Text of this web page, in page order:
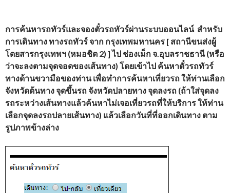
การค้นหารถทัวร์และจองตั๋วรถทัวร์ผ่านระบบออนไลน์ สำหรับ
การเดินทาง ทางรถทัวร์ จาก กรุงเทพมหานคร [ สถานีขนส่งผู้
โดยสารกรุงเทพฯ (หมอชิต 2) ] ไป ช่องเม็ก จ.อุบลราชธานี(หรือ
ว่าจะลงตามจุดจอดของเส้นทาง) โดยเข้าไป ค้นหาตั๋วรถทัวร์
ทางด้านขวามือของท่าน เพื่อทำการค้นหาเที่ยวรถ ให้ท่านเลือก
จังหวัดต้นทาง จุดขึ้นรถ จังหวัดปลายทาง จุดลงรถ (ถ้าใส่จุดลง
รถระหว่างเส้นทางแล้วค้นหาไม่เจอเที่ยวรถที่ให้บริการ ให้ท่าน
เลือกจุดลงรถปลายเส้นทาง) แล้วเลือกวันที่ที่ออกเดินทาง ตาม
รูปภาพข้างล่าง